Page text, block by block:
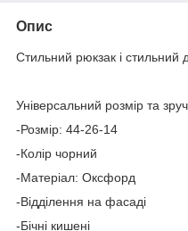
Опис
Стильний рюкзак і стильний
Універсальний розмір та
-Розмір: 44-26-14
-Колір чорний
-Матеріал: Оксфорд
-Відділення на фасаді
-Бічні кишені